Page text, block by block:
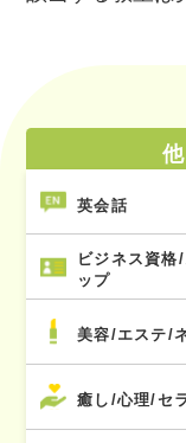
英会話
ビジネス資格
ップ
美容/エステ/
癒し/心理/セ